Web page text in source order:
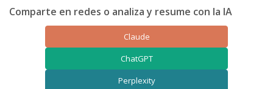
Comparte en redes o analiza y resume con la IA
Claude
ChatGPT
Perplexity